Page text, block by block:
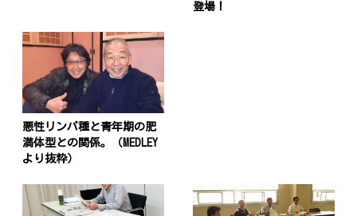
登場！
悪性リンパ種と青年期の肥
満体型との関係。（MEDLEY
より抜粋）